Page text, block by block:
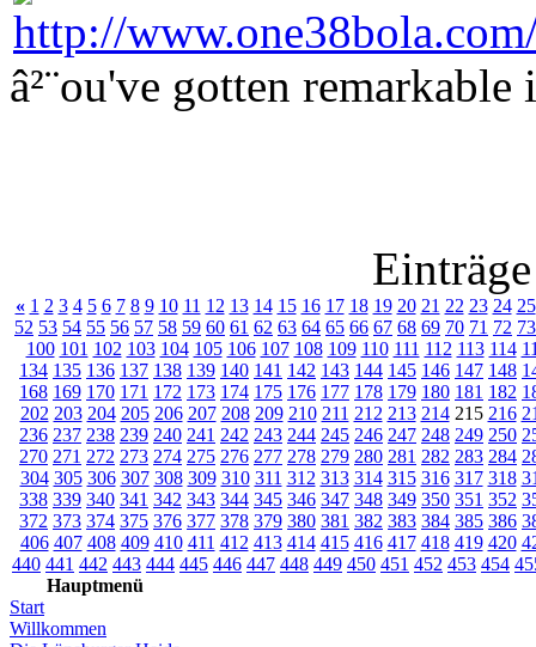
â²¨ou've gotten
« 1 2 3 4 5 6 7 8 9 10 11 12 13 14 15 16 17 18 19 20 21 22 23 24 25
52 53 54 55 56 57 58 59 60 61 62 63 64 65 66 67 68 69 70 71 72 73
100 101 102 103 104 105 106 107 108 109 110 111 112 113 114
134 135 136 137 138 139 140 141 142 143 144 145 146 147 148
168 169 170 171 172 173 174 175 176 177 178 179 180 181 182
202 203 204 205 206 207 208 209 210 211 212 213 214215 216
236 237 238 239 240 241 242 243 244 245 246 247 248 249 250
270 271 272 273 274 275 276 277 278 279 280 281 282 283 284
304 305 306 307 308 309 310 311 312 313 314 315 316 317 318
338 339 340 341 342 343 344 345 346 347 348 349 350 351 352
372 373 374 375 376 377 378 379 380 381 382 383 384 385 386
406 407 408 409 410 411 412 413 414 415 416 417 418 419 420
440 441 442 443 444 445 446 447 448 449 450 451 452 453 454
Hauptmenü
Start
Willkommen